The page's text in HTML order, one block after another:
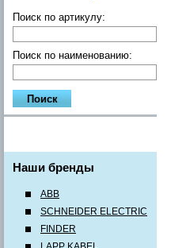
Поиск по артикулу:
Поиск по наименованию:
Наши бренды
ABB
SCHNEIDER ELECTRIC
FINDER